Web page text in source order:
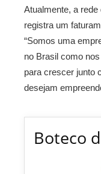
Atualmente, a
registra um
“Somos uma
no Brasil como
para crescer junto
desejam
Boteco